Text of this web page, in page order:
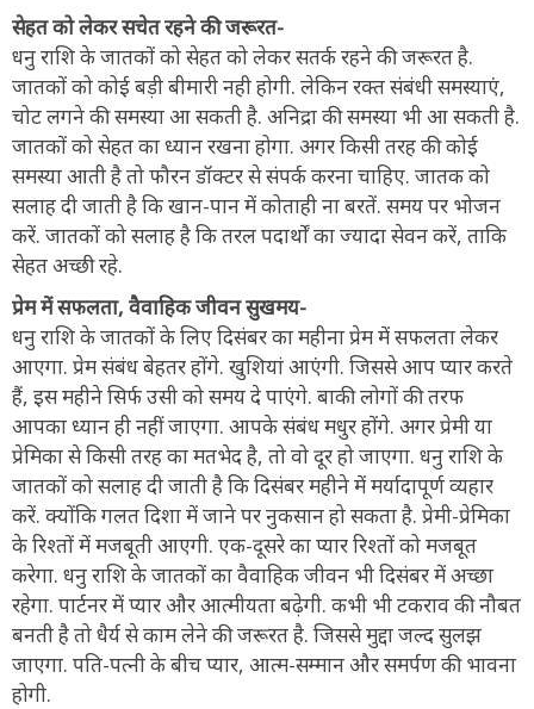
सेहत को लेकर सचेत रहने की जरूरत-
धनु राशि के जातकों को सेहत को लेकर सतर्क रहने की जरूरत है.
जातकों को कोई बड़ी बीमारी नही होगी. लेकिन रक्त संबंधी समस्याएं,
चोट लगने की समस्या आ सकती है. अनिद्रा की समस्या भी आ सकती है.
जातकों को सेहत का ध्यान रखना होगा. अगर किसी तरह की कोई
समस्या आती है तो फौरन डॉक्टर से संपर्क करना चाहिए. जातक को
सलाह दी जाती है कि खान-पान में कोताही ना बरतें. समय पर भोजन
करें. जातकों को सलाह है कि तरल पदार्थों का ज्यादा सेवन करें, ताकि
सेहत अच्छी रहे.
प्रेम में सफलता, वैवाहिक जीवन सुखमय-
धनु राशि के जातकों के लिए दिसंबर का महीना प्रेम में सफलता लेकर
आएगा. प्रेम संबंध बेहतर होंगे. खुशियां आएंगी. जिससे आप प्यार करते
हैं, इस महीने सिर्फ उसी को समय दे पाएंगे. बाकी लोगों की तरफ
आपका ध्यान ही नहीं जाएगा. आपके संबंध मधुर होंगे. अगर प्रेमी या
प्रेमिका से किसी तरह का मतभेद है, तो वो दूर हो जाएगा. धनु राशि के
जातकों को सलाह दी जाती है कि दिसंबर महीने में मर्यादापूर्ण व्यहार
करें. क्योंकि गलत दिशा में जाने पर नुकसान हो सकता है. प्रेमी-प्रेमिका
के रिश्तों में मजबूती आएगी. एक-दूसरे का प्यार रिश्तों को मजबूत
करेगा. धनु राशि के जातकों का वैवाहिक जीवन भी दिसंबर में अच्छा
रहेगा. पार्टनर में प्यार और आत्मीयता बढ़ेगी. कभी भी टकराव की नौबत
बनती है तो धैर्य से काम लेने की जरूरत है. जिससे मुद्दा जल्द सुलझ
जाएगा. पति-पत्नी के बीच प्यार, आत्म-सम्मान और समर्पण की भावना
होगी.